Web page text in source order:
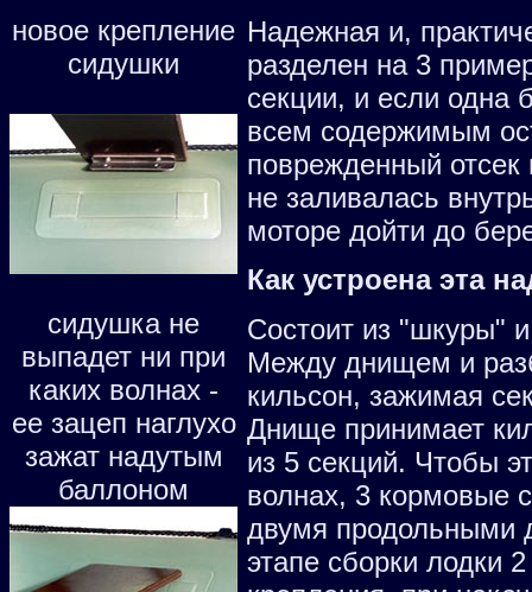
новое крепление
сидушки
сидушка не
выпадет ни при
каких волнах -
ее зацеп наглухо
зажат надутым
баллоном
Надежная и,
разделен на 3
секции, и если одна
всем содержимым
поврежденный
не заливалась
моторе дойти до
Как устроена эта
Состоит из "шкуры"
Между днищем и
кильсон, зажимая
Днище принимает
из 5 секций. Чтобы
волнах, 3 кормовые
двумя продольными
этапе сборки лодки